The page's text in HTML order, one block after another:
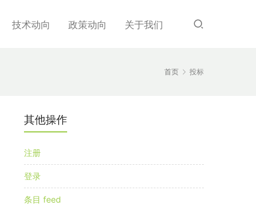
技术动向 政策动向 关于我们
首页 投标
其他操作
注册
登录
条目 feed